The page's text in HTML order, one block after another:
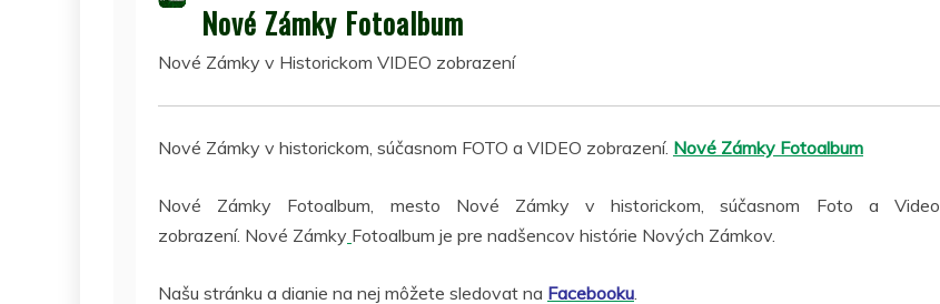
Nové Zámky Fotoalbum
Nové Zámky v Historickom VIDEO zobrazení
Nové Zámky v historickom, súčasnom FOTO a VIDEO zobrazení. Nové Zámky Fotoalbum
Nové Zámky Fotoalbum, mesto Nové Zámky v historickom, súčasnom Foto a Video
zobrazení. Nové Zámky Fotoalbum je pre nadšencov histórie Nových Zámkov.
Našu stránku a dianie na nej môžete sledovat na Facebooku.